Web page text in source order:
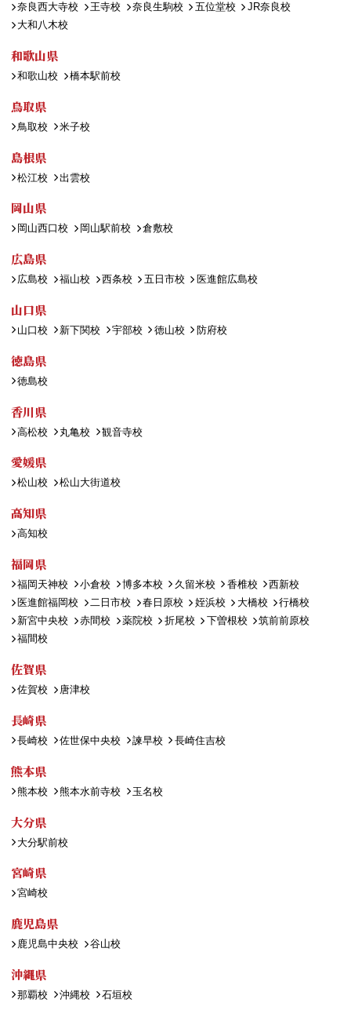
奈良西大寺校 王寺校 奈良生駒校 五位堂校
JR奈良校
大和八木校
和歌山県
和歌山校 橋本駅前校
鳥取県
鳥取校 米子校
島根県
松江校 出雲校
岡山県
岡山西口校 岡山駅前校 倉敷校
広島県
広島校 福山校 西条校 五日市校 医進館広島校
山口県
山口校 新下関校 宇部校 徳山校 防府校
徳島県
徳島校
香川県
高松校 丸亀校 観音寺校
愛媛県
松山校 松山大街道校
高知県
高知校
福岡県
福岡天神校 小倉校 博多本校 久留米校 香椎校
西新校
医進館福岡校
二日市校 春日原校 姪浜校 大橋校
行橋校
新宮中央校
赤間校 薬院校 折尾校 下曽根校
筑前前原校
福間校
佐賀県
佐賀校 唐津校
長崎県
長崎校 佐世保中央校 諫早校 長崎住吉校
熊本県
熊本校 熊本水前寺校 玉名校
大分県
大分駅前校
宮崎県
宮崎校
鹿児島県
鹿児島中央校 谷山校
沖縄県
那覇校 沖縄校 石垣校